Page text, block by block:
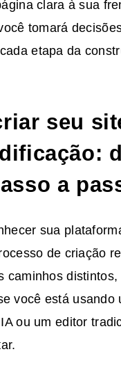
clara à sua
tomará
etapa da
seu
a
sua
de criação
caminhos distintos,
você está usando
ou um editor